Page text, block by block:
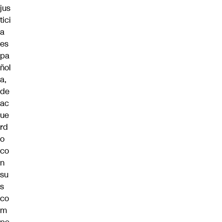
jus
tici
a
es
pa
ñol
a,
de
ac
ue
rd
o
co
n
su
s
co
m